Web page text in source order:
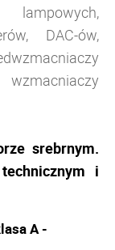
lampowych,
DAC-ów,
srebrnym.
i
A -